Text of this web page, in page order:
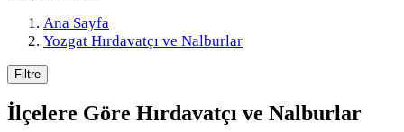
Ana Sayfa
Yozgat Hırdavatçı ve Nalburlar
Filtre
İlçelere Göre Hırdavatçı ve Nalburlar